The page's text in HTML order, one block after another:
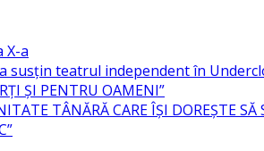
X-a
teatrul independent în
ȘI PENTRU OAMENI”
TÂNĂRĂ CARE ÎȘI DOREȘTE SĂ